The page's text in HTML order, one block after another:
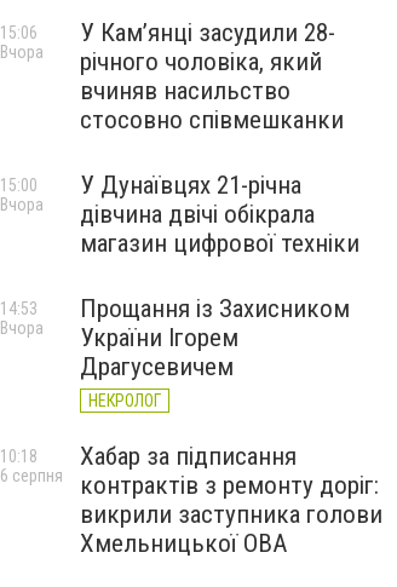
У Камʼянці засудили 28-
річного чоловіка, який
вчиняв насильство
стосовно співмешканки
15:06
Вчора
У Дунаївцях 21-річна
дівчина двічі обікрала
магазин цифрової техніки
15:00
Вчора
Прощання із Захисником
України Ігорем
Драгусевичем
НЕКРОЛОГ
14:53
Вчора
Хабар за підписання
контрактів з ремонту доріг:
викрили заступника голови
Хмельницької ОВА
10:18
6 серпня